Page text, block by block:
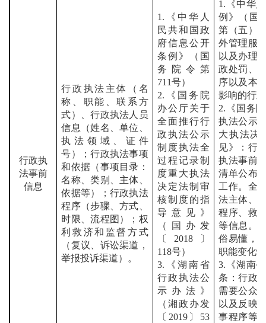
行政执
法事前
信息
行政执法主体（名
称、职能、联系方
式）、行政执法人员
信息（姓名、单位、
执法领域、证件
号）；行政执法事项
和依据（事项目录：
名称、类别、主体、
依据等）；行政执法
程序（步骤、方式、
时限、流程图）；权
利救济和监督方式
（复议、诉讼渠道，
举报投诉渠道）。
1. 《中华人
民共和国政
府信息公开
条例》（国
务院令第
711号）
2. 《国务院
办公厅关于
全面推行行
政执法公示
制度执法全
过程记录制
度重大执法
决定法制审
核制度的指
导意见》
（国办发
〔 2018 〕
118号）
3. 《湖南省
行政执法公
示办法》
（湘政办发
〔 2019〕 53
1. 《中华
例》（国
第（五）
外管理服
以及办理
政处罚、
序以及本
影响的行
2. 《国务
执法公示
大执法决
见》：行
执法事前
清单公布
工作。全
法主体、
程序、救
等信息。
俗易懂，
职能变化
3. 《湖南
条：行政
需要公众
以及反映
事程序等